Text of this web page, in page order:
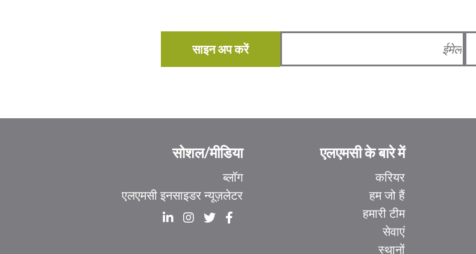
साइन अप करें
एलएमसी के बारे में
करियर
हम जो हैं
हमारी टीम
सेवाएं
स्थानों
सोशल/मीडिया
ब्लॉग
एलएमसी इनसाइडर न्यूज़लेटर
简体中文
香港中文
Ελληνικά